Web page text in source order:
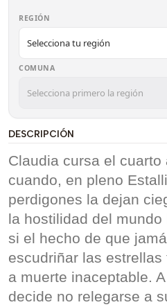
REGIÓN
COMUNA
DESCRIPCIÓN
Claudia cursa el
cuando, en pleno
perdigones la dejan
la hostilidad del
si el hecho de que
escudriñar las
a muerte inaceptable.
decide no relegarse a